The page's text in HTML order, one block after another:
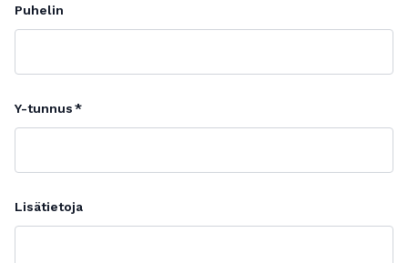
Puhelin
Y-tunnus
Lisätietoja